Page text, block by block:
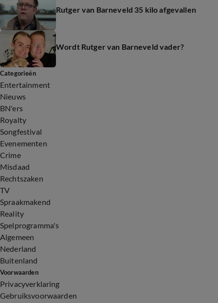
Rutger van Barneveld 35 kilo afgevallen
Wordt Rutger van Barneveld vader?
Categorieën
Entertainment
Nieuws
BN'ers
Royalty
Songfestival
Evenementen
Crime
Misdaad
Rechtszaken
TV
Spraakmakend
Reality
Spelprogramma's
Algemeen
Nederland
Buitenland
Voorwaarden
Privacyverklaring
Gebruiksvoorwaarden